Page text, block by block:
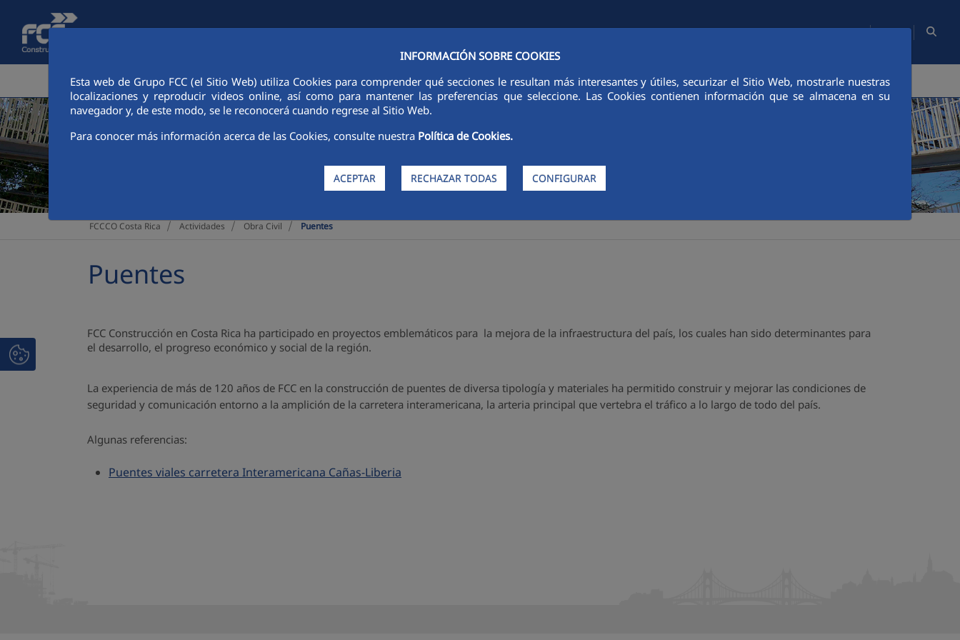
Saltar al contenido principal
INFORMACIÓN SOBRE COOKIES
Esta web de Grupo FCC (el Sitio Web) utiliza Cookies para comprender qué secciones le resultan más interesantes y útiles, securizar el Sitio Web, mostrarle nuestras
localizaciones y reproducir videos online, así como para mantener las preferencias que seleccione. Las Cookies contienen información que se almacena en su
navegador y, de este modo, se le reconocerá cuando regrese al Sitio Web.
Para conocer más información acerca de las Cookies, consulte nuestra Política de Cookies.
ACEPTAR RECHAZAR TODAS CONFIGURAR
Mapa Web Sala de Comunicación Contacto ES
ÁREA CORPORATIVA ACTIVIDADES CIUDAD FCC SOSTENIBILIDAD ÉTICA E INTEGRIDAD PERSONAS COMUNICACIÓN
FCCCO Costa Rica >Actividades Obra Civil Puentes
Puentes
FCC Construcción en Costa Rica ha participado en proyectos emblemáticos para la mejora de la infraestructura del país, los cuales han sido determinantes para
el desarrollo, el progreso económico y social de la región.
La experiencia de más de 120 años de FCC en la construcción de puentes de diversa tipología y materiales ha permitido construir y mejorar las condiciones de
seguridad y comunicación entorno a la amplición de la carretera interamericana, la arteria principal que vertebra el tráfico a lo largo de todo del país.
Algunas referencias:
Puentes viales carretera Interamericana Cañas-Liberia